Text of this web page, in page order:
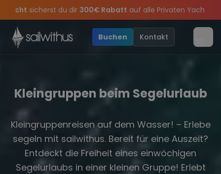
Skip to content
auf alle Privaten Yachten mit Skipper inGriechenland
Sichere Dir jetztDein Meilenbuch und Deine sailwithus-
mehr Sowie20€ Rabatt auf deinen ersten Törn! •
die Törns, die Crew und die besten Geschichten des
Buchen
Kontakt
Kleingruppen beim Segelurlaub
Kleingruppenreisen auf dem Wasser! – Erlebe
segeln mit sailwithus. Bereit für eine Auszeit?
Entdeckt die Freiheit eines einwöchigen
Segelurlaubs in einer kleinen Gruppe! Erlebt